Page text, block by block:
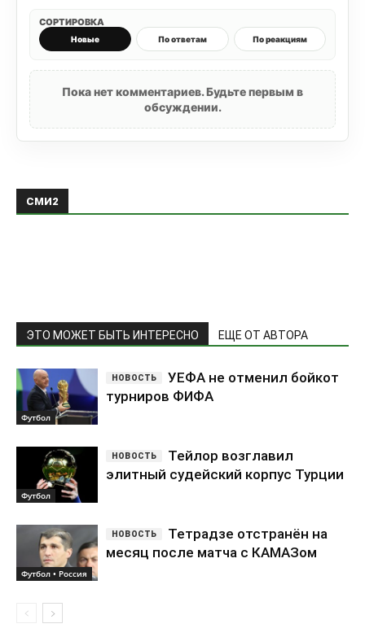
СОРТИРОВКА
Новые По ответам По реакциям
Пока нет комментариев. Будьте первым в
обсуждении.
СМИ2
ЭТО МОЖЕТ БЫТЬ ИНТЕРЕСНО ЕЩЕ ОТ АВТОРА
Футбол
УЕФА не отменил бойкот
турниров ФИФА
Футбол
Тейлор возглавил
элитный судейский корпус Турции
Футбол • Россия
Тетрадзе отстранён на
месяц после матча с КАМАЗом